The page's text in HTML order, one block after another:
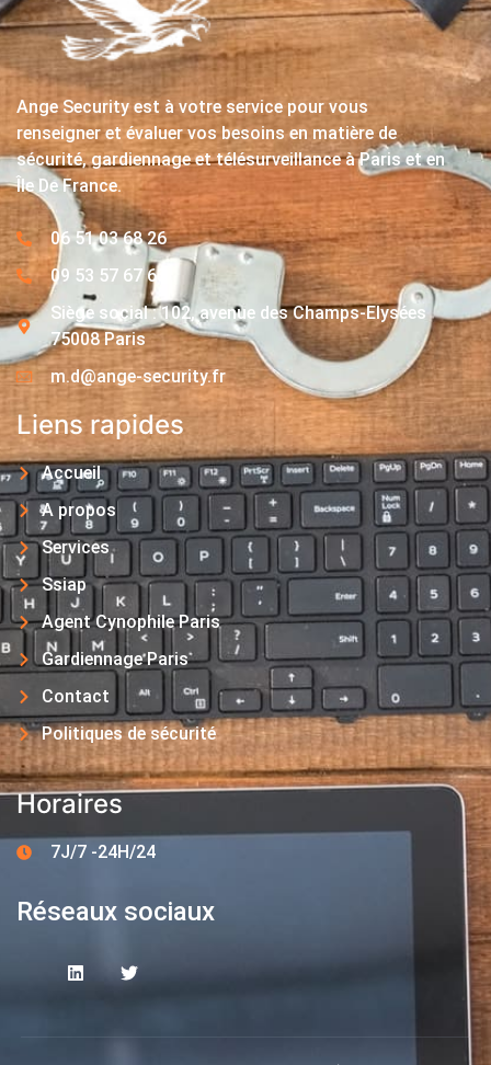
Ange Security est à votre service pour vous
renseigner et évaluer vos besoins en matière de
sécurité, gardiennage et télésurveillance à Paris et en
Île De France.
06 51 03 68 26
09 53 57 67 63
Siège social : 102, avenue des Champs-Elysées
75008 Paris
m.d@ange-security.fr
Liens rapides
Accueil
A propos
Services
Ssiap
Agent Cynophile Paris
Gardiennage Paris
Contact
Politiques de sécurité
Horaires
7J/7 -24H/24
Réseaux sociaux